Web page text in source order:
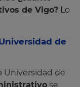
de Vigo? Lo
de
Universidad de
se